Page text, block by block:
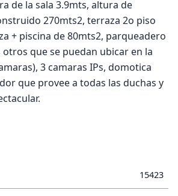
de la sala 3.9mts, altura de
270mts2, terraza 2o piso
+ piscina de 80mts2, parqueadero
que se puedan ubicar en la
3 camaras IPs, domotica
que provee a todas las duchas y
15423